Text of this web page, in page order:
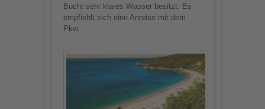
Bucht sehr klares Wasser besitzt. Es
empfiehlt sich eine Anreise mit dem
Pkw.